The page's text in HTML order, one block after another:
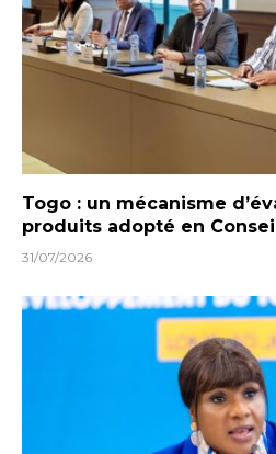
Togo : un mécanisme
produits adopté en
31/07/2026